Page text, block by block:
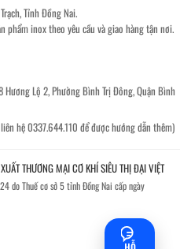
Tỉnh Đồng Nai.
inox theo yêu cầu và giao hàng tận nơi.
Lộ 2, Phường Bình Trị Đông, Quận Bình
hệ 0337.644.110 để được hướng dẫn thêm)
THƯƠNG MẠI CƠ KHÍ SIÊU THỊ ĐẠI VIỆT
do Thuế cơ sở 5 tỉnh Đồng Nai cấp ngày